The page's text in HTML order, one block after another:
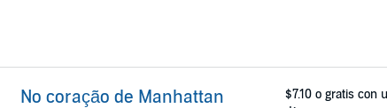
No coração de Manhattan $7.10 o gratis con